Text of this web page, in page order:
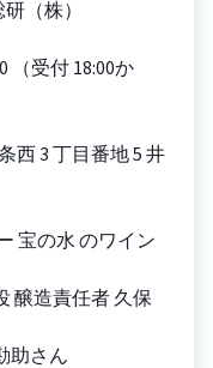
（株）
（受付 18:00か
西 3 丁目番地 5 井
宝の水 のワイン
造責任者 久保
助さん